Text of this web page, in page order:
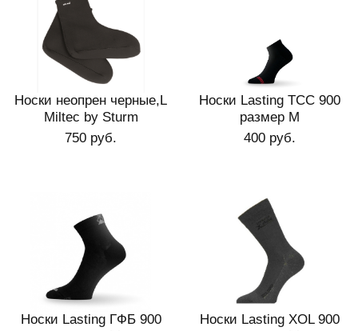
Носки неопрен черные,L
Miltec by Sturm
750 руб.
Носки Lasting ТСС 900
размер M
400 руб.
Носки Lasting ГФБ 900
Носки Lasting XOL 900